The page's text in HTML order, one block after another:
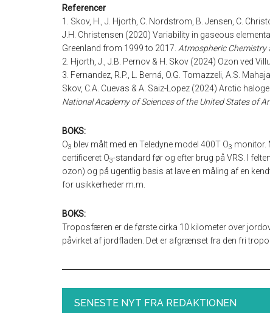
Referencer
1. Skov, H., J. Hjorth, C. Nordstrom, B. Jensen, C.
J.H. Christensen (2020) Variability in gaseous
Greenland from 1999 to 2017. Atmospheric Chemistry
2. Hjorth, J., J.B. Pernov & H. Skov (2024) Ozon ved
3. Fernandez, R.P., L. Berná, O.G. Tomazzeli, A.S.
Skov, C.A. Cuevas & A. Saiz-Lopez (2024) Arctic
National Academy of Sciences of the United States of
BOKS:
O3 blev målt med en Teledyne model 400T O3 monitor.
certificeret O3-standard før og efter brug på VRS. I
ozon) og på ugentlig basis at lave en måling af en
for usikkerheder m.m.
BOKS:
Troposfæren er de første cirka 10 kilometer over
påvirket af jordfladen. Det er afgrænset fra den fri
SENESTE NYT FRA REDAKTIONEN